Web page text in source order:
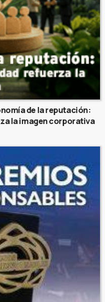
de la reputación:
la imagen corporativa